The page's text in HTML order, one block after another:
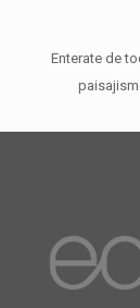
Enterate de